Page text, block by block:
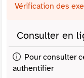
Vérification des
Consulter en
Pour consulter
authentifier